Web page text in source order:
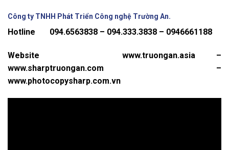
Công ty TNHH Phát Triển Công nghệ Trường An.
Hotline 094.6563838 – 094.333.3838 – 0946661188
Website www.truongan.asia –
www.sharptruongan.com –
www.photocopysharp.com.vn